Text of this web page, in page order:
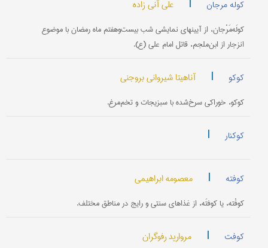
کوله مرجان علی آنی زاده
کولَه‌مَرْجان، از آیینهای نمایشی شب بیست‌وهفتم ماه رمضان با موضوع
انزجار از ابن‌ملجم، قاتل امام علی (ع).
کوکو | آناهیتا شیروانی بروجنی
کوکو، خوراکی سرخ‌شده با سبزیجات و تخم‌مرغ.
کوکنار |
کوفته | معصومه ابراهیمی
کوفْته، یا کوفتَه، از غذاهای سنتی و رایج در مناطق مختلف.
کوفت | مروارید رفوگران